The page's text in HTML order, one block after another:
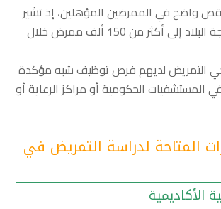
واضح في الممرضين المؤهلين، إذ تشير
الإحصاءات إلى حاجة البلاد إلى أكثر من 150 ألف ممرض خلال
التمريض لديهم فرص توظيف شبه مؤكدة
المستشفيات الحكومية أو مراكز الرعاية أو
المتاحة لدراسة التمريض في
الأكاديمية